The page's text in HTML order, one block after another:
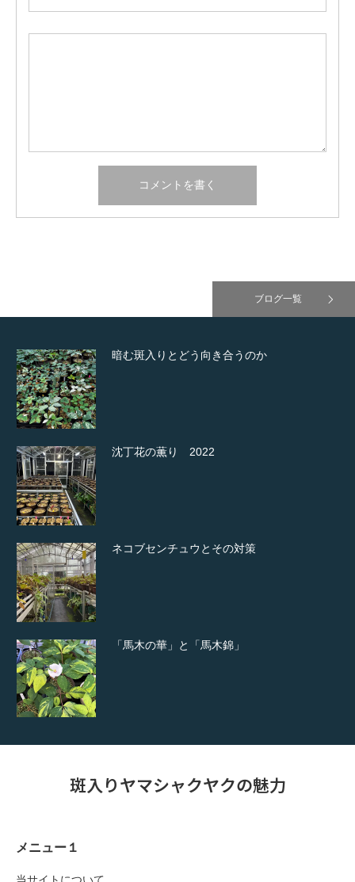
ブログ一覧
暗む斑入りとどう向き合うのか
沈丁花の薫り 2022
ネコブセンチュウとその対策
「馬木の華」と「馬木錦」
斑入りヤマシャクヤクの魅力
メニュー１